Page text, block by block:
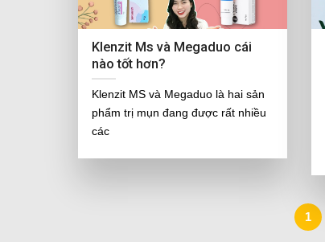
Klenzit Ms và Megaduo cái
nào tốt hơn?
Klenzit MS và Megaduo là hai sản
phẩm trị mụn đang được rất nhiều
các
1